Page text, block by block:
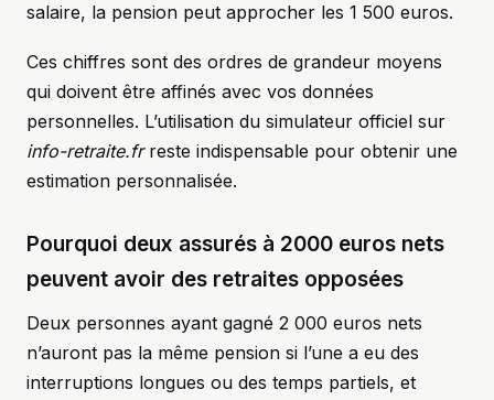
salaire, la pension peut approcher les 1 500 euros.
Ces chiffres sont des ordres de grandeur moyens
qui doivent être affinés avec vos données
personnelles. L’utilisation du simulateur officiel sur
info-retraite.frreste indispensable pour obtenir une
estimation personnalisée.
Pourquoi deux assurés à 2000 euros nets
peuvent avoir des retraites opposées
Deux personnes ayant gagné 2 000 euros nets
n’auront pas la même pension si l’une a eu des
interruptions longues ou des temps partiels, et